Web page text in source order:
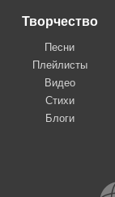
Творчество
Песни
Плейлисты
Видео
Стихи
Блоги